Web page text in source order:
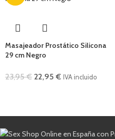
Masajeador Prostático Silicona
29 cm Negro
23,95€ 22,95€ IVA incluido